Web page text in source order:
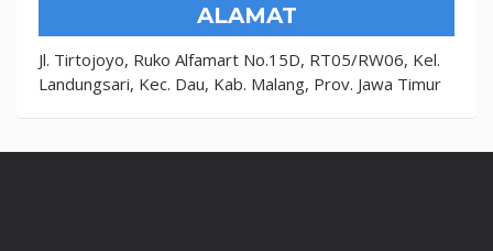
ALAMAT
Jl. Tirtojoyo, Ruko Alfamart No.15D, RT05/RW06, Kel.
Landungsari, Kec. Dau, Kab. Malang, Prov. Jawa Timur